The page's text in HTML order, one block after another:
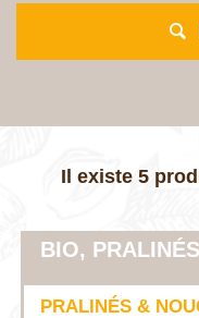
Il existe 5
BIO,
PRALINÉS &